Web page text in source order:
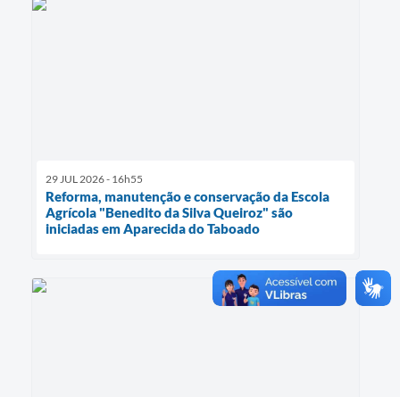
29 JUL 2026 - 16h55
Reforma, manutenção e conservação da Escola
Agrícola "Benedito da Silva Queiroz" são
iniciadas em Aparecida do Taboado